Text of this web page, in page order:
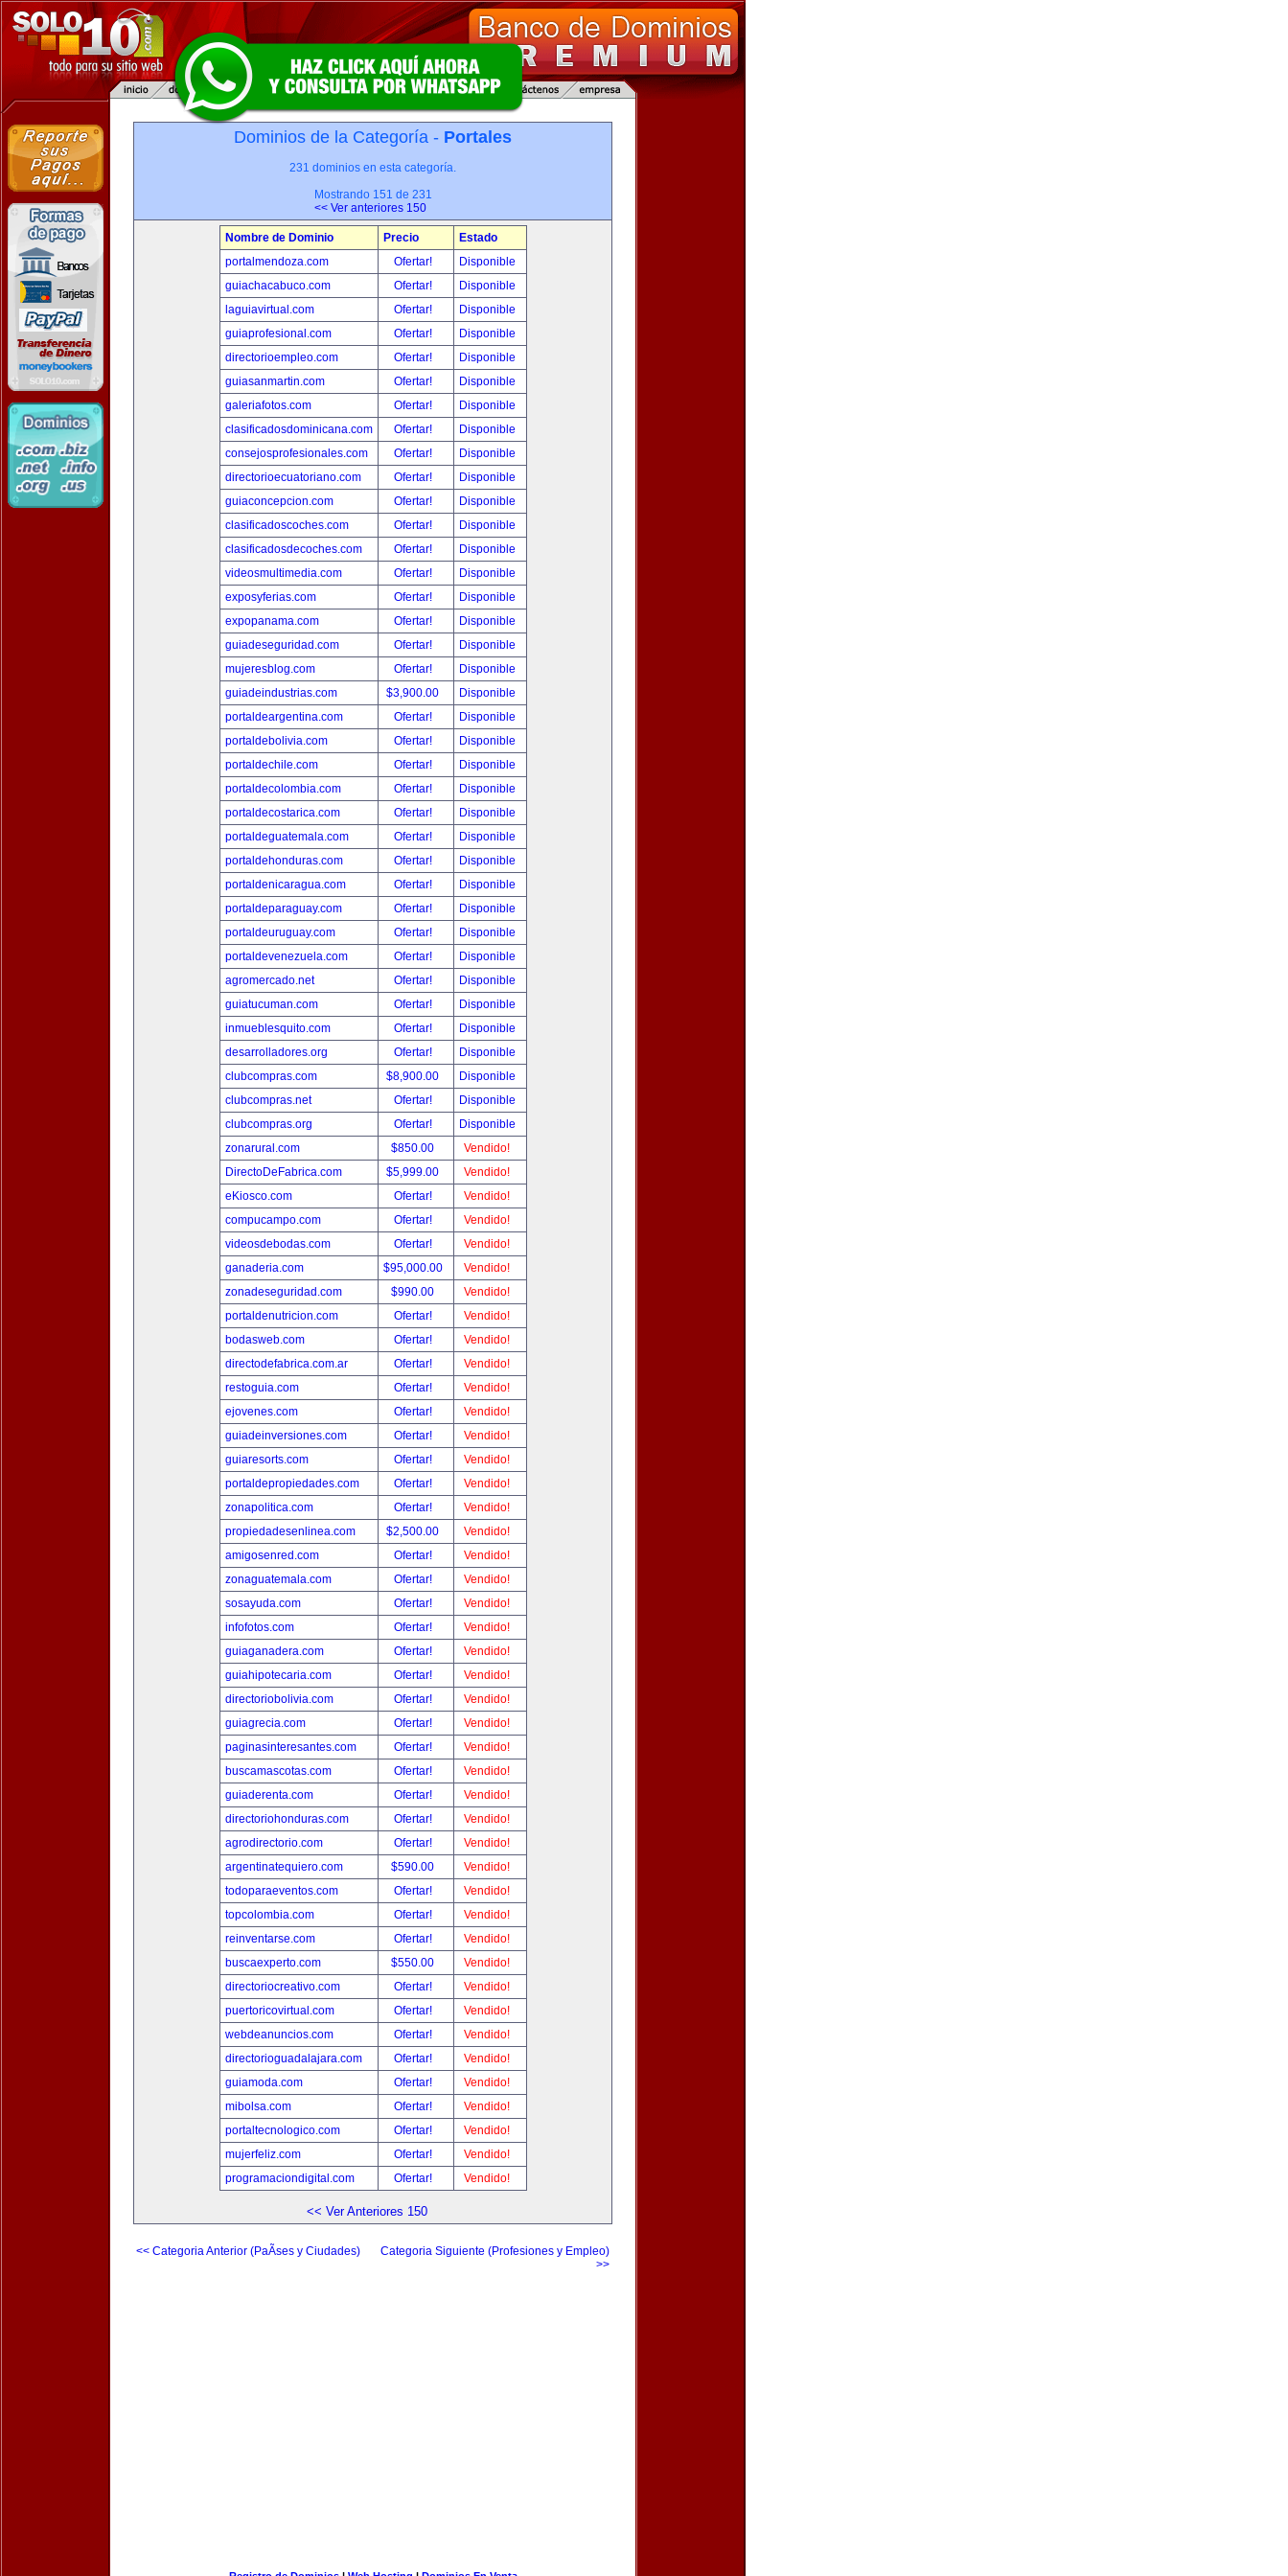
Dominios de la Categoría - Portales
231 dominios en esta categoría.
Mostrando 151 de 231
<< Ver anteriores 150
Nombre de Dominio Precio
Estado
portalmendoza.com
Ofertar!
Disponible
guiachacabuco.com
Ofertar!
Disponible
laguiavirtual.com
Ofertar!
Disponible
guiaprofesional.com
Ofertar!
Disponible
directorioempleo.com
Ofertar!
Disponible
guiasanmartin.com
Ofertar!
Disponible
galeriafotos.com
Ofertar!
Disponible
clasificadosdominicana.com
Ofertar!
Disponible
consejosprofesionales.com
Ofertar!
Disponible
directorioecuatoriano.com
Ofertar!
Disponible
guiaconcepcion.com
Ofertar!
Disponible
clasificadoscoches.com
Ofertar!
Disponible
clasificadosdecoches.com
Ofertar!
Disponible
videosmultimedia.com
Ofertar!
Disponible
exposyferias.com
Ofertar!
Disponible
expopanama.com
Ofertar!
Disponible
guiadeseguridad.com
Ofertar!
Disponible
mujeresblog.com
Ofertar!
Disponible
guiadeindustrias.com
$3,900.00
Disponible
portaldeargentina.com
Ofertar!
Disponible
portaldebolivia.com
Ofertar!
Disponible
portaldechile.com
Ofertar!
Disponible
portaldecolombia.com
Ofertar!
Disponible
portaldecostarica.com
Ofertar!
Disponible
portaldeguatemala.com
Ofertar!
Disponible
portaldehonduras.com
Ofertar!
Disponible
portaldenicaragua.com
Ofertar!
Disponible
portaldeparaguay.com
Ofertar!
Disponible
portaldeuruguay.com
Ofertar!
Disponible
portaldevenezuela.com
Ofertar!
Disponible
agromercado.net
Ofertar!
Disponible
guiatucuman.com
Ofertar!
Disponible
inmueblesquito.com
Ofertar!
Disponible
desarrolladores.org
Ofertar!
Disponible
clubcompras.com
$8,900.00
Disponible
clubcompras.net
Ofertar!
Disponible
clubcompras.org
Ofertar!
Disponible
zonarural.com
$850.00
Vendido!
DirectoDeFabrica.com
$5,999.00
Vendido!
eKiosco.com
Ofertar!
Vendido!
compucampo.com
Ofertar!
Vendido!
videosdebodas.com
Ofertar!
Vendido!
ganaderia.com
$95,000.00
Vendido!
zonadeseguridad.com
$990.00
Vendido!
portaldenutricion.com
Ofertar!
Vendido!
bodasweb.com
Ofertar!
Vendido!
directodefabrica.com.ar
Ofertar!
Vendido!
restoguia.com
Ofertar!
Vendido!
ejovenes.com
Ofertar!
Vendido!
guiadeinversiones.com
Ofertar!
Vendido!
guiaresorts.com
Ofertar!
Vendido!
portaldepropiedades.com
Ofertar!
Vendido!
zonapolitica.com
Ofertar!
Vendido!
propiedadesenlinea.com
$2,500.00
Vendido!
amigosenred.com
Ofertar!
Vendido!
zonaguatemala.com
Ofertar!
Vendido!
sosayuda.com
Ofertar!
Vendido!
infofotos.com
Ofertar!
Vendido!
guiaganadera.com
Ofertar!
Vendido!
guiahipotecaria.com
Ofertar!
Vendido!
directoriobolivia.com
Ofertar!
Vendido!
guiagrecia.com
Ofertar!
Vendido!
paginasinteresantes.com
Ofertar!
Vendido!
buscamascotas.com
Ofertar!
Vendido!
guiaderenta.com
Ofertar!
Vendido!
directoriohonduras.com
Ofertar!
Vendido!
agrodirectorio.com
Ofertar!
Vendido!
argentinatequiero.com
$590.00
Vendido!
todoparaeventos.com
Ofertar!
Vendido!
topcolombia.com
Ofertar!
Vendido!
reinventarse.com
Ofertar!
Vendido!
buscaexperto.com
$550.00
Vendido!
directoriocreativo.com
Ofertar!
Vendido!
puertoricovirtual.com
Ofertar!
Vendido!
webdeanuncios.com
Ofertar!
Vendido!
directorioguadalajara.com
Ofertar!
Vendido!
guiamoda.com
Ofertar!
Vendido!
mibolsa.com
Ofertar!
Vendido!
portaltecnologico.com
Ofertar!
Vendido!
mujerfeliz.com
Ofertar!
Vendido!
programaciondigital.com
Ofertar! Vendido!
<< Ver Anteriores 150
<< Categoria Anterior (PaÃ­ses y Ciudades)
Categoria Siguiente (Profesiones y Empleo)
>>